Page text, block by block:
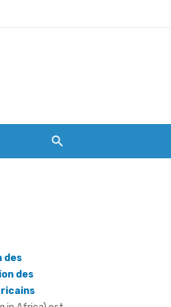
Africa) est
du
...